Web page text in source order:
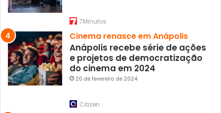
7Minutos
Cinema renasce em Anápolis
Anápolis recebe série de ações
e projetos de democratização
do cinema em 2024
20 de fevereiro de 2024
Citizen